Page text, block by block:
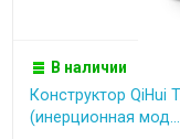
В наличии
Конструктор QiHui
(инерционная мод...